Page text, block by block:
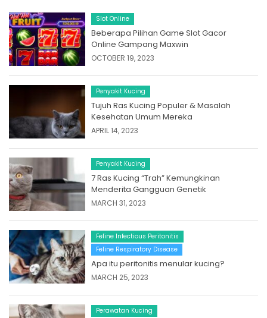
Slot Online
Beberapa Pilihan Game Slot Gacor
Online Gampang Maxwin
OCTOBER 19, 2023
Penyakit Kucing
Tujuh Ras Kucing Populer & Masalah
Kesehatan Umum Mereka
APRIL 14, 2023
Penyakit Kucing
7 Ras Kucing “Trah” Kemungkinan
Menderita Gangguan Genetik
MARCH 31, 2023
Feline Infectious Peritonitis
Feline Respiratory Disease
Apa itu peritonitis menular kucing?
MARCH 25, 2023
Perawatan Kucing